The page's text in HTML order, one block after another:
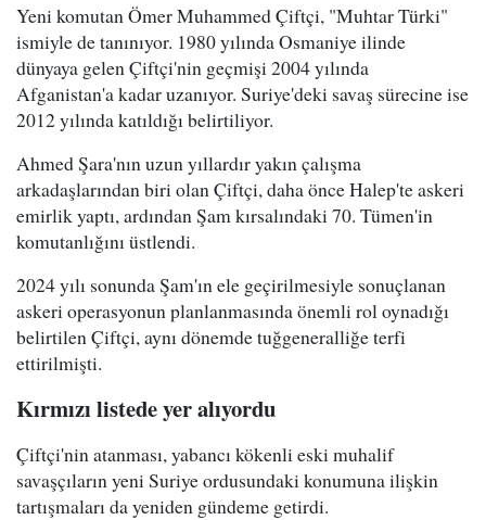
Yeni komutan Ömer Muhammed Çiftçi, "Muhtar Türki"
ismiyle de tanınıyor. 1980 yılında Osmaniye ilinde
dünyaya gelen Çiftçi'nin geçmişi 2004 yılında
Afganistan'a kadar uzanıyor. Suriye'deki savaş sürecine ise
2012 yılında katıldığı belirtiliyor.
Ahmed Şara'nın uzun yıllardır yakın çalışma
arkadaşlarından biri olan Çiftçi, daha önce Halep'te askeri
emirlik yaptı, ardından Şam kırsalındaki 70. Tümen'in
komutanlığını üstlendi.
2024 yılı sonunda Şam'ın ele geçirilmesiyle sonuçlanan
askeri operasyonun planlanmasında önemli rol oynadığı
belirtilen Çiftçi, aynı dönemde tuğgeneralliğe terfi
ettirilmişti.
Kırmızı listede yer alıyordu
Çiftçi'nin atanması, yabancı kökenli eski muhalif
savaşçıların yeni Suriye ordusundaki konumuna ilişkin
tartışmaları da yeniden gündeme getirdi.